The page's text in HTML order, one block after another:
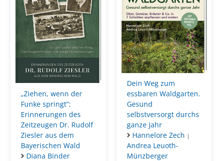
„Ziehen, wenn der
Funke springt“:
Erinnerungen des
Zeitzeugen Dr. Rudolf
Ziesler aus dem
Bayerischen Wald
Diana Binder
Dein Weg zum
essbaren Waldgarten.
Gesund
selbstversorgt durchs
ganze Jahr
Hannelore Zech |
Andrea Leuoth-
Münzberger